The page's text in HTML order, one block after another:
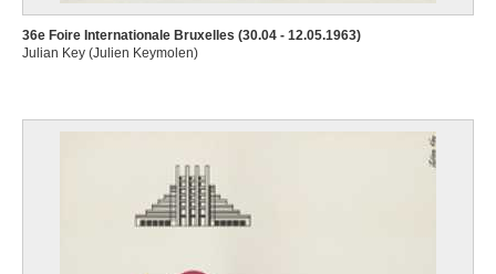
36e Foire Internationale Bruxelles (30.04 - 12.05.1963)
Julian Key (Julien Keymolen)